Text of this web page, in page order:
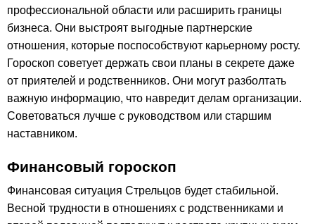
профессиональной области или расширить границы
бизнеса. Они выстроят выгодные партнерские
отношения, которые поспособствуют карьерному росту.
Гороскоп советует держать свои планы в секрете даже
от приятелей и родственников. Они могут разболтать
важную информацию, что навредит делам организации.
Советоваться лучше с руководством или старшим
наставником.
Финансовый гороскоп
Финансовая ситуация Стрельцов будет стабильной.
Весной трудности в отношениях с родственниками и